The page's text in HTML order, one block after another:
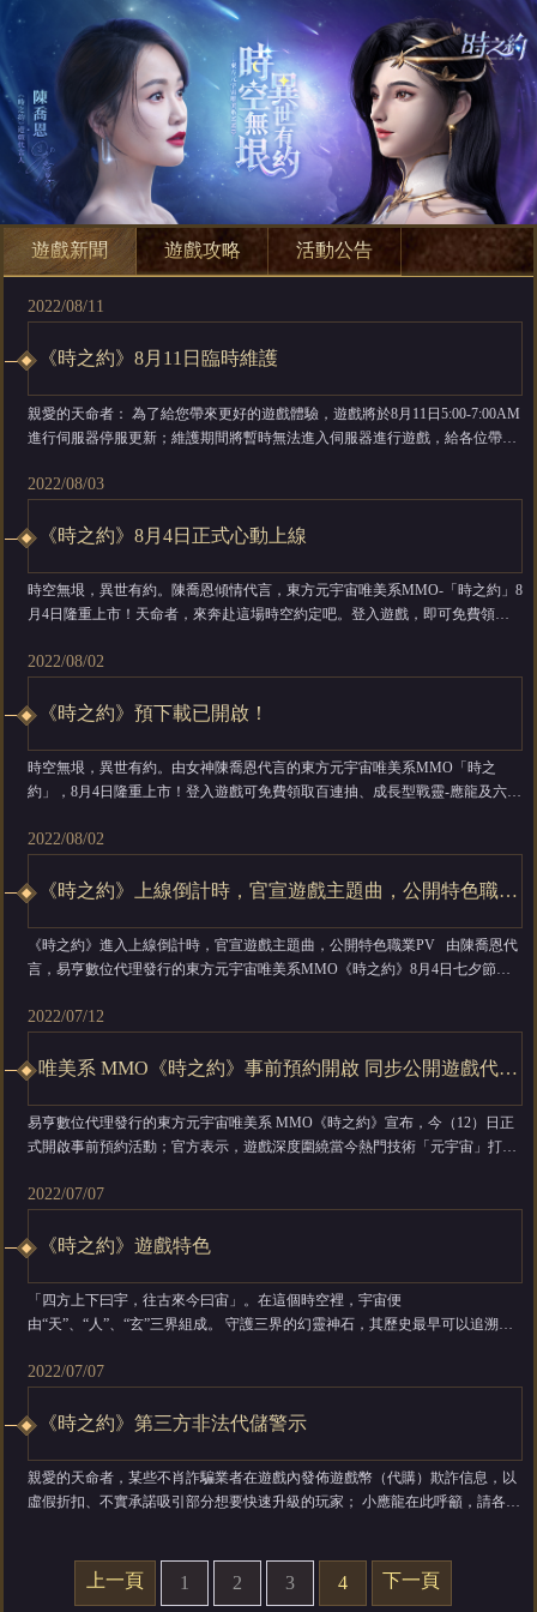
遊戲新聞 遊戲攻略 活動公告
2022/08/11
《時之約》8月11日臨時維護
親愛的天命者： 為了給您帶來更好的遊戲體驗，遊戲將於8月11日5:00-7:00AM
進行伺服器停服更新；維護期間將暫時無法進入伺服器進行遊戲，給各位帶來
您對遊戲的支持和喜愛。 維護時8月11日5:00-7:00AM 維護範圍：異世S69-S異
2022/08/03
《時之約》8月4日正式心動上線
時空無垠，異世有約。陳喬恩傾情代言，東方元宇宙唯美系MMO-「時之約」8
月4日隆重上市！天命者，來奔赴這場時空約定吧。登入遊戲，即可免費領取
慶祝上線，我們已為各位天命者準備了精彩的開服活動！ 同時，非常感謝超
2022/08/02
《時之約》預下載已開啟！
時空無垠，異世有約。由女神陳喬恩代言的東方元宇宙唯美系MMO「時之
約」，8月4日隆重上市！登入遊戲可免費領取百連抽、成長型戰靈-應龍及六星
2022年8月4日上午10點正式開服，8月4日開服後方可進入遊戲，我們已為各位
2022/08/02
《時之約》上線倒計時，官宣遊戲主題曲，公開特色職業PV
《時之約》進入上線倒計時，官宣遊戲主題曲，公開特色職業PV 由陳喬恩代
言，易亨數位代理發行的東方元宇宙唯美系MMO《時之約》8月4日七夕節即
《時之約定》，同步公開特色職業PV；目前遊戲預約已突破100萬，解鎖多項
2022/07/12
唯美系 MMO《時之約》事前預約開啟 同步公開遊戲代言人
易亨數位代理發行的東方元宇宙唯美系 MMO《時之約》宣布，今（12）日正
式開啟事前預約活動；官方表示，遊戲深度圍繞當今熱門技術「元宇宙」打造
2022/07/07
《時之約》遊戲特色
「四方上下曰宇，往古來今曰宙」。在這個時空裡，宇宙便
由“天”、“人”、“玄”三界組成。 守護三界的幻靈神石，其歷史最早可以追溯到
於各宇宙。相安千萬年之後，神石之力開始崩壞。危急之刻，神石帶來了異世
赴這...
2022/07/07
《時之約》第三方非法代儲警示
親愛的天命者，某些不肖詐騙業者在遊戲內發佈遊戲幣（代購）欺詐信息，以
虛假折扣、不實承諾吸引部分想要快速升級的玩家； 小應龍在此呼籲，請各位
帳帳戶，從而導致自身權益受損； ◆使用非法代儲、不正當...
上一頁 1 2 3 4 下一頁